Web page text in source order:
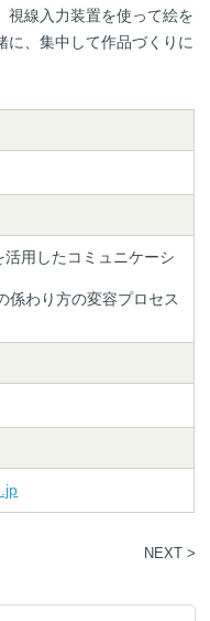
視線入力装置を使って絵を
に、集中して作品づくりに
用したコミュニケーシ
NEXT >